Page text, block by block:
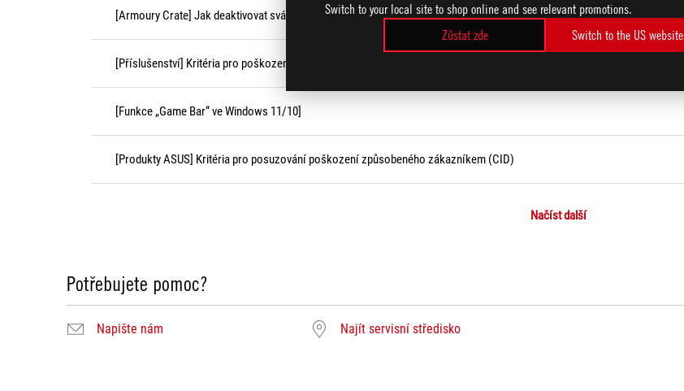
Switch to your local site to shop online and see relevant promotions.
Zůstat zde
Switch to the US website
[Armoury Crate] Jak deaktivovat sváteční efekty?
[Příslušenství] Kritéria pro poškození způsobené zákazníkem
[Funkce „Game Bar“ ve Windows 11/10]
[Produkty ASUS] Kritéria pro posuzování poškození způsobeného zákazníkem (CID)
Načíst další
Potřebujete pomoc?
Napište nám Najít servisní středisko